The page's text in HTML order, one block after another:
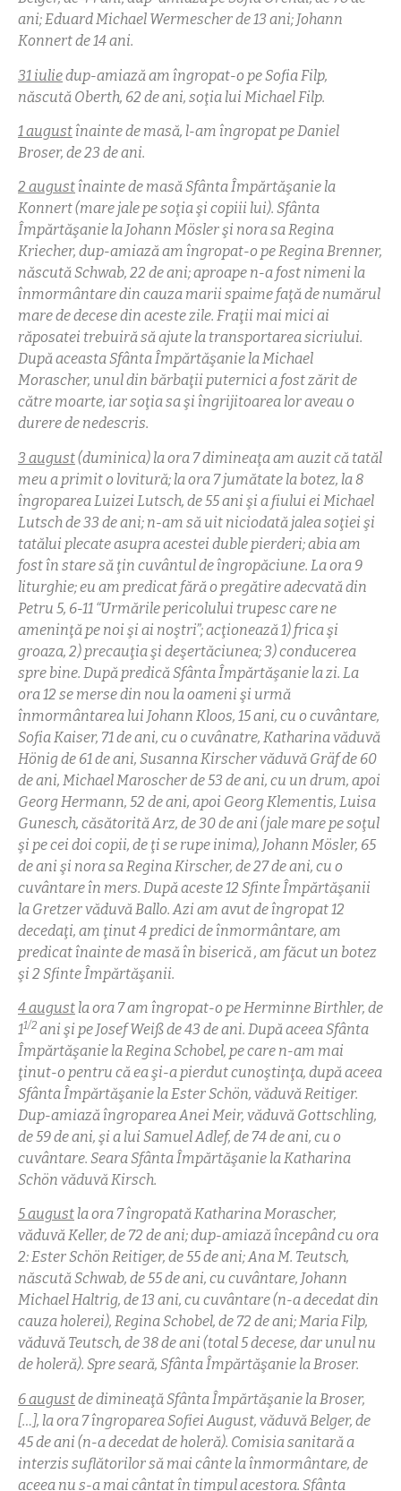
ani; Eduard Michael Wermescher de 13 ani; Johann
Konnert de 14 ani.
31 iuliedup-amiază am îngropat-o pe Sofia Filp,
născută Oberth, 62 de ani, soţia lui Michael Filp.
1 august înainte de masă, l-am îngropat pe Daniel
Broser, de 23 de ani.
2 august înainte de masă Sfânta Împărtăşanie la
Konnert (mare jale pe soţia şi copiii lui). Sfânta
Împărtăşanie la Johann Möslerşi nora sa Regina
Kriecher, dup-amiază am îngropat-o pe Regina Brenner,
născută Schwab, 22 de ani; aproape n-a fost nimeni la
înmormântare din cauza marii spaime faţă de numărul
mare de decese din aceste zile. Fraţii mai mici ai
răposatei trebuiră să ajute la transportarea sicriului.
După aceasta Sfânta Împărtăşanie la Michael
Morascher, unul din bărbaţii puternici a fost zărit de
către moarte, iar soţia sa şi îngrijitoarea lor aveau o
durere de nedescris.
3 august(duminica) la ora 7 dimineaţa am auzit că tatăl
meu a primit o lovitură; la ora 7 jumătate la botez, la 8
îngroparea Luizei Lutsch, de 55 ani şi a fiului ei Michael
Lutsch de 33 de ani; n-am să uit niciodată jalea soţiei şi
tatălui plecate asupra acestei duble pierderi; abia am
fost în stare să ţin cuvântul de îngropăciune. La ora 9
liturghie; eu am predicat fără o pregătire adecvată din
Petru 5, 6-11 “Urmările pericolului trupesc care ne
ameninţă pe noi şi ai noştri”; acţionează 1) frica şi
groaza, 2) precauţia şi deşertăciunea; 3) conducerea
spre bine. După predică Sfânta Împărtăşanie la zi. La
ora 12 se merse din nou la oameni şi urmă
înmormântarea lui Johann Kloos, 15 ani, cu o cuvântare,
Sofia Kaiser, 71 de ani, cu o cuvânatre, Katharina văduvă
Hönig de 61 de ani, Susanna Kirscher văduvă Gräf de 60
de ani, Michael Maroscher de 53 de ani, cu un drum, apoi
Georg Hermann, 52 de ani, apoi Georg Klementis, Luisa
Gunesch, căsătorită Arz, de 30 de ani (jale mare pe soţul
şi pe cei doi copii, de ţi se rupe inima), Johann Mösler, 65
de ani şi nora sa Regina Kirscher, de 27 de ani, cu o
cuvântare în mers. După aceste 12 Sfinte Împărtăşanii
la Gretzer văduvă Ballo. Azi am avut de îngropat 12
decedaţi, am ţinut 4 predici de înmormântare, am
predicat înainte de masă în biserică , am făcut un botez
şi 2 Sfinte Împărtăşanii.
4 augustla ora 7 am îngropat-o pe Herminne Birthler, de
11/2 ani şi pe Josef Weiß de 43 de ani. După aceea Sfânta
Împărtăşanie la Regina Schobel, pe care n-am mai
ţinut-o pentru că ea şi-a pierdut cunoştinţa, după aceea
Sfânta Împărtăşanie la Ester Schön, văduvă Reitiger.
Dup-amiază îngroparea Anei Meir, văduvă Gottschling,
de 59 de ani, şi a lui Samuel Adlef, de 74 de ani, cu o
cuvântare. Seara Sfânta Împărtăşanie la Katharina
Schön văduvă Kirsch.
5 augustla ora 7 îngropată Katharina Morascher,
văduvă Keller, de 72 de ani; dup-amiază începând cu ora
2: Ester Schön Reitiger, de 55 de ani; Ana M. Teutsch,
născută Schwab, de 55 de ani, cu cuvântare, Johann
Michael Haltrig, de 13 ani, cu cuvântare (n-a decedat din
cauza holerei), Regina Schobel, de 72 de ani; Maria Filp,
văduvă Teutsch, de 38 de ani (total 5 decese, dar unul nu
de holeră). Spre seară, Sfânta Împărtăşanie la Broser.
6 augustde dimineaţă Sfânta Împărtăşanie la Broser,
[…], la ora 7 îngroparea Sofiei August, văduvă Belger, de
45 de ani (n-a decedat de holeră). Comisia sanitară a
interzis suflătorilor să mai cânte la înmormântare, de
aceea nu s-a mai cântat în timpul acestora. Sfânta